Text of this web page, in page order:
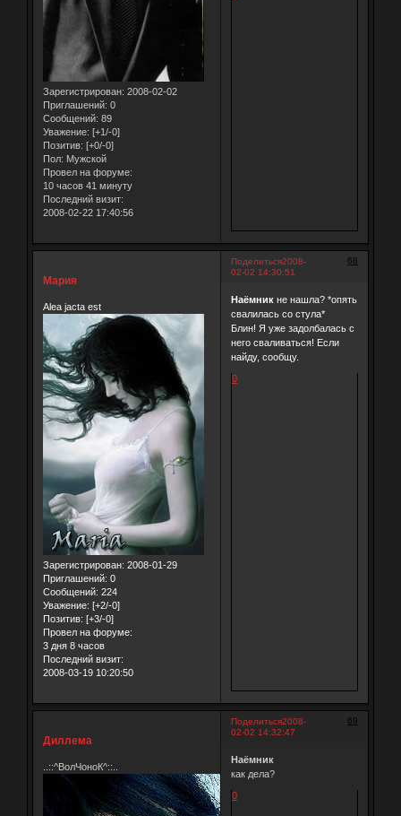
Зарегистрирован: 2008-02-02
Приглашений: 0
Сообщений: 89
Уважение: [+1/-0]
Позитив: [+0/-0]
Пол: Мужской
Провел на форуме:
10 часов 41 минуту
Последний визит:
2008-02-22 17:40:56
Поделиться 68
2008-
02-02 14:30:51
Мария
Alea jacta est
Зарегистрирован: 2008-01-29
Приглашений: 0
Сообщений: 224
Уважение: [+2/-0]
Позитив: [+3/-0]
Провел на форуме:
3 дня 8 часов
Последний визит:
2008-03-19 10:20:50
Наёмникне нашла? *опять
свалилась со стула*
Блин! Я уже задолбалась с
него сваливаться! Если
найду, сообщу.
0
Поделиться 69
2008-
02-02 14:32:47
Диллема
..::^ВолЧоноК^::..
Наёмник
как дела?
0